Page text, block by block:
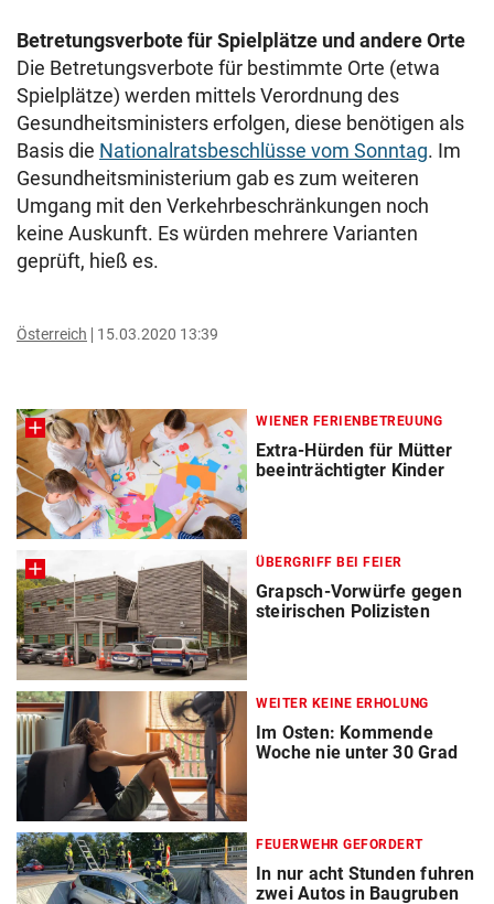
Betretungsverbote für Spielplätze und andere Orte
Die Betretungsverbote für bestimmte Orte (etwa
Spielplätze) werden mittels Verordnung des
Gesundheitsministers erfolgen, diese benötigen als
Basis die Nationalratsbeschlüsse vom Sonntag. Im
Gesundheitsministerium gab es zum weiteren
Umgang mit den Verkehrbeschränkungen noch
keine Auskunft. Es würden mehrere Varianten
geprüft, hieß es.
Österreich 15.03.2020 13:39
WIENER FERIENBETREUUNG
Extra-Hürden für Mütter
beeinträchtigter Kinder
ÜBERGRIFF BEI FEIER
Grapsch-Vorwürfe gegen
steirischen Polizisten
WEITER KEINE ERHOLUNG
Im Osten: Kommende
Woche nie unter 30 Grad
FEUERWEHR GEFORDERT
In nur acht Stunden fuhren
zwei Autos in Baugruben